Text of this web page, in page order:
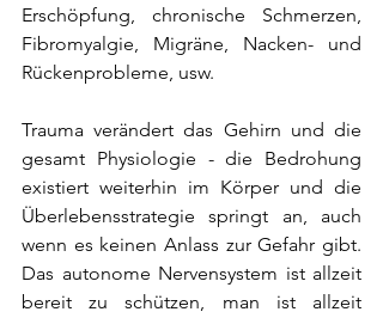
Erschöpfung, chronische Schmerzen,
Fibromyalgie, Migräne, Nacken- und
Rückenprobleme, usw.
Trauma verändert das Gehirn und die
gesamt Physiologie - die Bedrohung
existiert weiterhin im Körper und die
Überlebensstrategie springt an, auch
wenn es keinen Anlass zur Gefahr gibt.
Das autonome Nervensystem ist allzeit
bereit zu schützen, man ist allzeit